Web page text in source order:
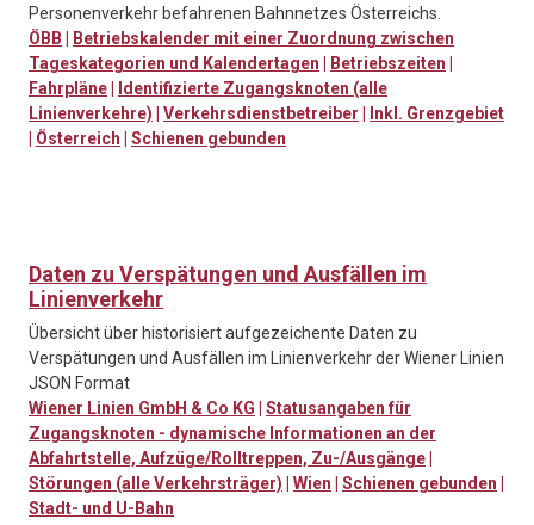
Personenverkehr befahrenen Bahnnetzes Österreichs.
ÖBB
Betriebskalender mit einer Zuordnung zwischen
Tageskategorien und Kalendertagen
Betriebszeiten
Fahrpläne
Identifizierte Zugangsknoten (alle
Linienverkehre)
Verkehrsdienstbetreiber
Inkl. Grenzgebiet
Österreich Schienen gebunden
Daten zu Verspätungen und Ausfällen im
Linienverkehr
Übersicht über historisiert aufgezeichente Daten zu
Verspätungen und Ausfällen im Linienverkehr der Wiener Linien
JSON Format
Wiener Linien GmbH & Co KG
Statusangaben für
Zugangsknoten - dynamische Informationen an der
Abfahrtstelle, Aufzüge/Rolltreppen, Zu-/Ausgänge
Störungen (alle Verkehrsträger)
Wien Schienen gebunden
Stadt- und U-Bahn